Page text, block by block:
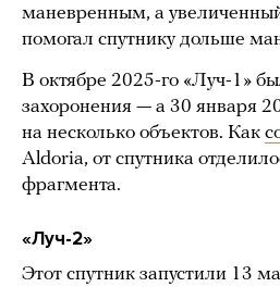
маневренным, а увеличенный
помогал спутнику дольше
В октябре 2025-го «Луч-1»
захоронения — а 30 января
на несколько объектов. Как
Aldoria, от спутника
фрагмента.
«Луч-2»
Этот спутник запустили 13